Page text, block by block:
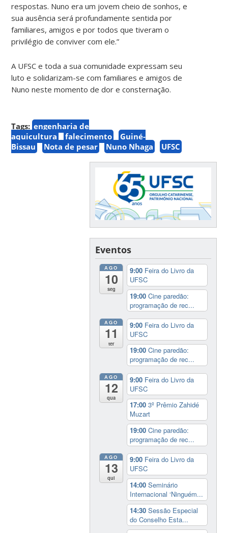
respostas. Nuno era um jovem cheio de sonhos, e
sua ausência será profundamente sentida por
familiares, amigos e por todos que tiveram o
privilégio de conviver com ele.”
A UFSC e toda a sua comunidade expressam seu
luto e solidarizam-se com familiares e amigos de
Nuno neste momento de dor e consternação.
Tags: engenharia de
aquicultura
falecimento
Guiné-
Bissau
Nota de pesar Nuno Nhaga UFSC
Eventos
AGO
10
seg
9:00 Feira do Livro da
UFSC
19:00Cine paredão:
programação de rec...
AGO
11
ter
9:00 Feira do Livro da
UFSC
19:00Cine paredão:
programação de rec...
AGO
12
qua
9:00 Feira do Livro da
UFSC
17:003º Prêmio Zahidé
Muzart
19:00Cine paredão:
programação de rec...
AGO
13
qui
9:00 Feira do Livro da
UFSC
14:00Seminário
Internacional ‘Ninguém...
14:30Sessão Especial
do Conselho Esta...